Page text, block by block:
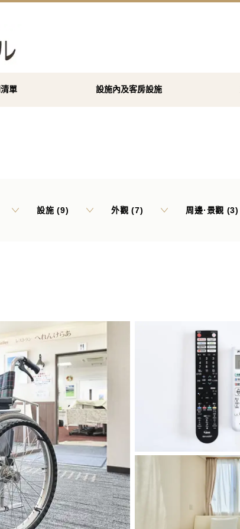
單 設施內及客房設施
設施 (9) 外觀 (7) 周邊·景觀 (3)